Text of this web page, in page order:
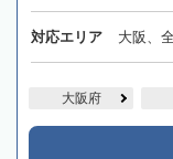
対応エリア 大阪、
大阪府